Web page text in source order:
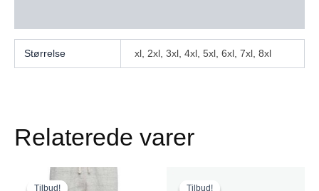
Størrelse xl, 2xl, 3xl, 4xl, 5xl, 6xl, 7xl, 8xl
Relaterede varer
Tilbud!
Tilbud!
Den
oprindelige
Dette
vare
Tilbud!
Tilbud!
vare